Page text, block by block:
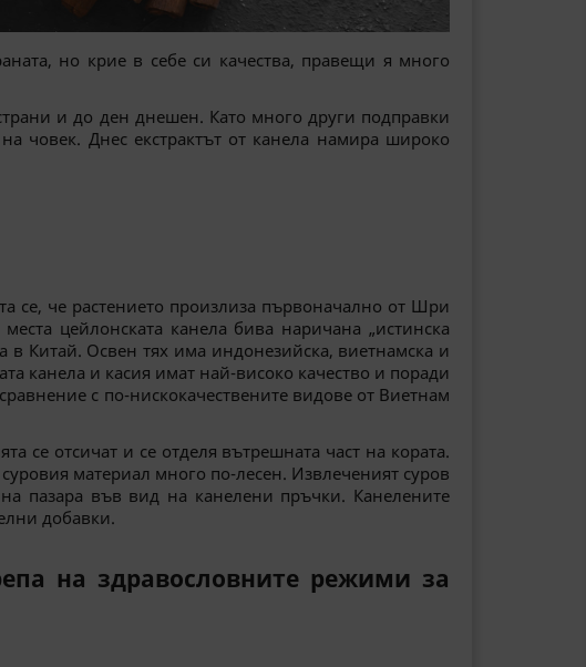
но крие в себе си качества, правещи я много
и до ден днешен. Като много други подправки
човек. Днес екстрактът от канела намира широко
се, че растението произлиза първоначално от Шри
цейлонската канела бива наричана „истинска
в Китай. Освен тях има индонезийска, виетнамска и
канела и касия имат най-високо качество и поради
с по-нискокачествените видове от Виетнам
се отсичат и се отделя вътрешната част на кората.
материал много по-лесен. Извлеченият суров
пазара във вид на канелени пръчки. Канелените
добавки.
на здравословните режими за